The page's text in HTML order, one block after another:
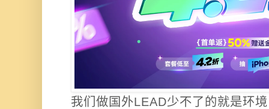
我们做国外LEAD少不了的就是环